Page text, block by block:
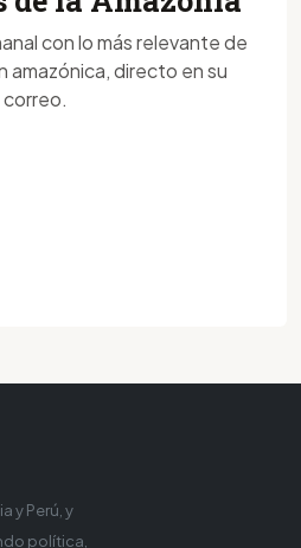
con lo más relevante de
amazónica, directo en su
correo.
y Perú, y
política,